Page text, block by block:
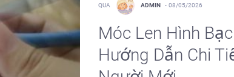
QUA ADMIN - 08/05/2026
Móc Len Hình
Hướng Dẫn Chi